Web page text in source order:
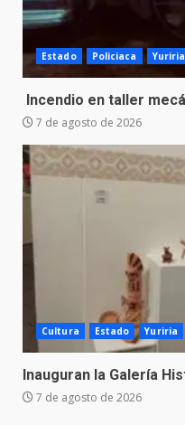
Estado Policiaca Yuriria
Incendio en taller
7 de agosto de 2026
Cultura Estado Yuriria
Inauguran la Galería
7 de agosto de 2026